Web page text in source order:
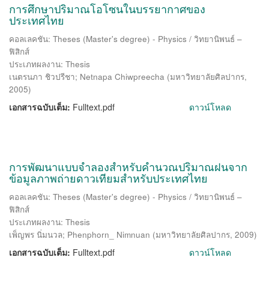
การศึกษาปริมาณโอโซนในบรรยากาศของ
ประเทศไทย
คอลเลคชัน: Theses (Master's degree) - Physics / วิทยานิพนธ์ –
ฟิสิกส์
ประเภทผลงาน: Thesis
เนตรนภา ชิวปรีชา; Netnapa Chiwpreecha (มหาวิทยาลัยศิลปากร,
2005)
เอกสารฉบับเต็ม: Fulltext.pdf ดาวน์โหลด
การพัฒนาแบบจำลองสำหรับคำนวณปริมาณฝนจาก
ข้อมูลภาพถ่ายดาวเทียมสำหรับประเทศไทย
คอลเลคชัน: Theses (Master's degree) - Physics / วิทยานิพนธ์ –
ฟิสิกส์
ประเภทผลงาน: Thesis
เพ็ญพร นิ่มนวล; Phenphorn_ Nimnuan (มหาวิทยาลัยศิลปากร, 2009)
เอกสารฉบับเต็ม: Fulltext.pdf ดาวน์โหลด